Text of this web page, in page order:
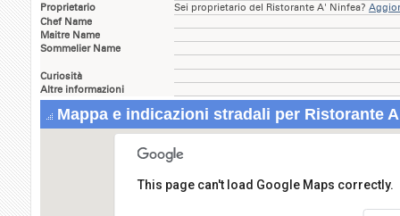
Proprietario
Sei proprietario del Ristorante A' Ninfea?
Chef Name
Maitre Name
Sommelier Name
Curiosità
Altre informazioni
Mappa e indicazioni stradali per Ristorante
This page can't load Google Maps correctly.